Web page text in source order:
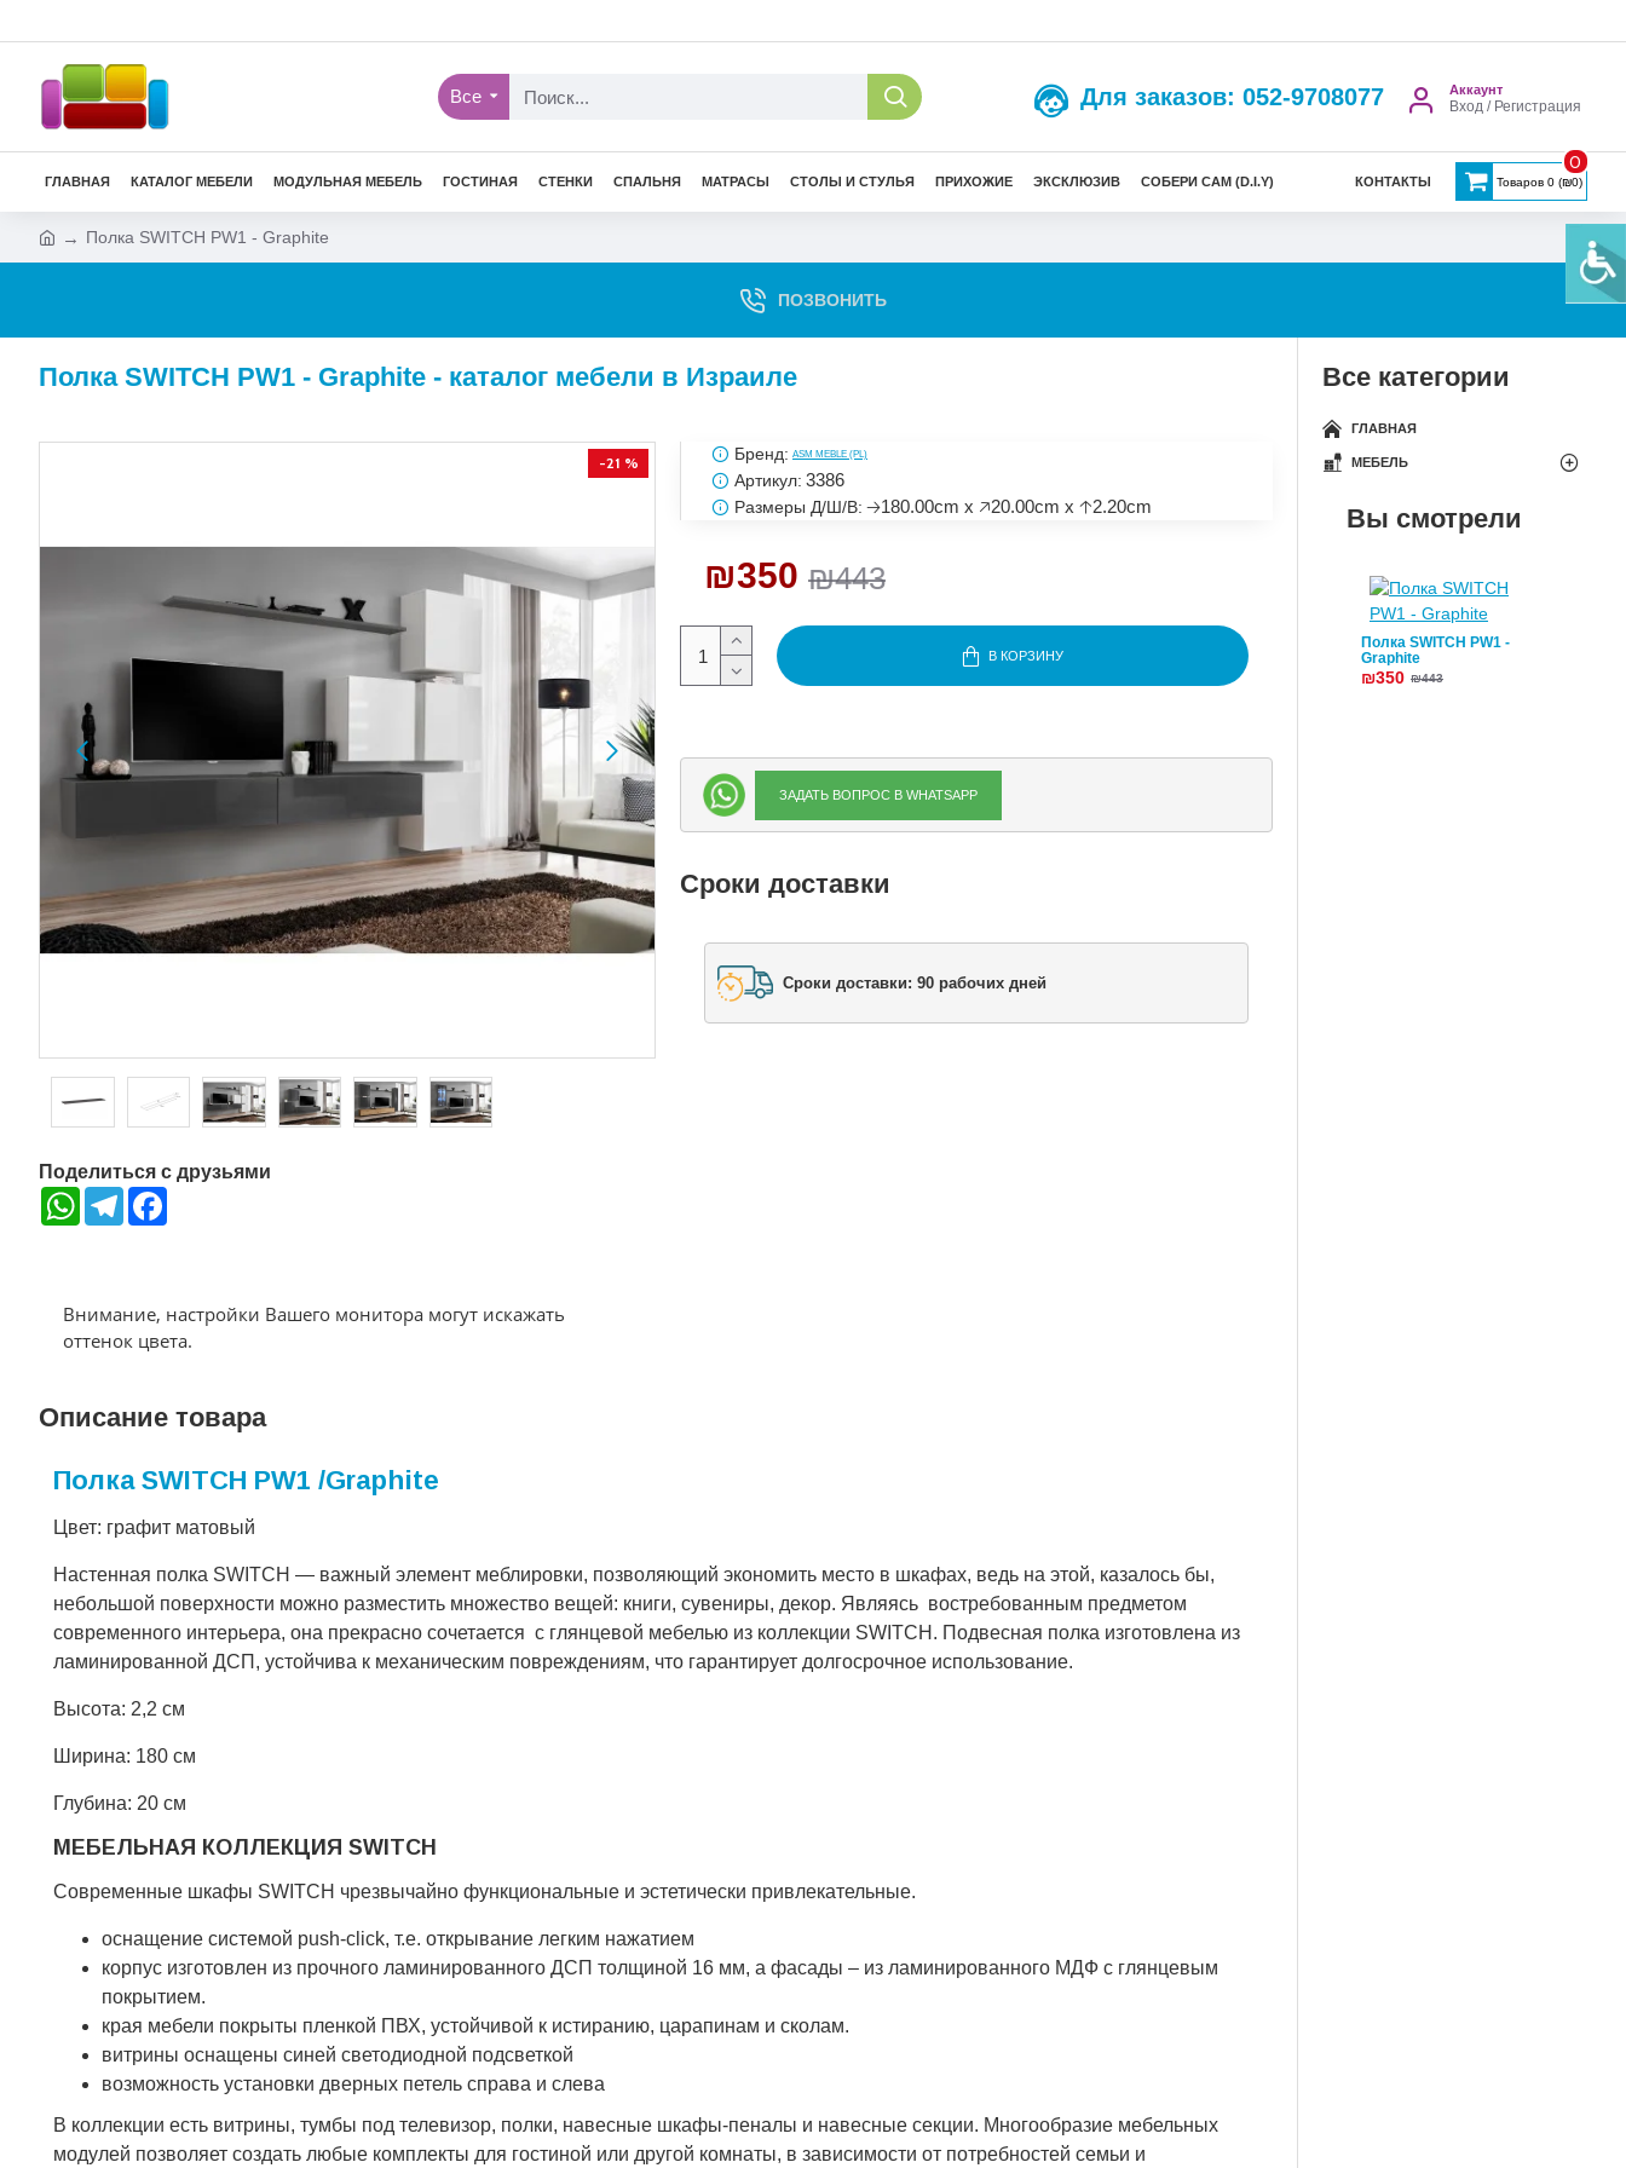
Все Для заказов: 052-9708077 Аккаунт
Вход / Регистрация
ГЛАВНАЯ КАТАЛОГ МЕБЕЛИ МОДУЛЬНАЯ МЕБЕЛЬ ГОСТИНАЯ СТЕНКИ СПАЛЬНЯ МАТРАСЫ СТОЛЫ И СТУЛЬЯ ПРИХОЖИЕ ЭКСКЛЮЗИВ СОБЕРИ САМ (D.I.Y) КОНТАКТЫ Товаров 0 (₪0)
0
Полка SWITCH PW1 - Graphite
ПОЗВОНИТЬ
Полка SWITCH PW1 - Graphite - каталог мебели в Израиле
-21 %
Поделиться с друзьями
WhatsAppTelegram
Внимание, настройки Вашего монитора могут искажать
оттенок цвета.
₪443
₪350
Бренд: ASM MEBLE (PL)
Артикул: 3386
Размеры Д/Ш/В: 🡢180.00cm x 🡥20.00cm x 🡡2.20cm
В КОРЗИНУ
ЗАДАТЬ ВОПРОС В WHATSAPP
Сроки доставки
Сроки доставки: 90 рабочих дней
Описание товара
Полка SWITCH PW1 /Graphite
Цвет: графит матовый
Настенная полка SWITCH — важный элемент меблировки, позволяющий экономить место в шкафах, ведь на этой, казалось бы,
небольшой поверхности можно разместить множество вещей: книги, сувениры, декор. Являясь востребованным предметом
современного интерьера, она прекрасно сочетается с глянцевой мебелью из коллекции SWITCH. Подвесная полка изготовлена ​​из
ламинированной ДСП, устойчива к механическим повреждениям, что гарантирует долгосрочное использование.
Высота: 2,2 см
Ширина: 180 см
Глубина: 20 см
МЕБЕЛЬНАЯ КОЛЛЕКЦИЯ SWITCH
Современные шкафы SWITCH чрезвычайно функциональные и эстетически привлекательные.
оснащение системой push-click, т.е. открывание легким нажатием
корпус изготовлен из прочного ламинированного ДСП толщиной 16 мм, а фасады – из ламинированного МДФ с глянцевым
покрытием.
края мебели покрыты пленкой ПВХ, устойчивой к истиранию, царапинам и сколам.
витрины оснащены синей светодиодной подсветкой
возможность установки дверных петель справа и слева
В коллекции есть витрины, тумбы под телевизор, полки, навесные шкафы-пеналы и навесные секции. Многообразие мебельных
модулей позволяет создать любые комплекты для гостиной или другой комнаты, в зависимости от потребностей семьи и
Все категории
ГЛАВНАЯ
МЕБЕЛЬ
Вы смотрели
Полка SWITCH PW1 -
Graphite
₪350 ₪443